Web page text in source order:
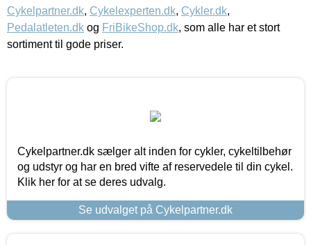
Cykelpartner.dk, Cykelexperten.dk, Cykler.dk,
Pedalatleten.dk og FriBikeShop.dk, som alle har et stort
sortiment til gode priser.
Cykelpartner.dk sælger alt inden for cykler, cykeltilbehør
og udstyr og har en bred vifte af reservedele til din cykel.
Klik her for at se deres udvalg.
Se udvalget på Cykelpartner.dk